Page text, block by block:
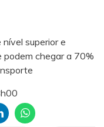
superior e
podem chegar a 70%